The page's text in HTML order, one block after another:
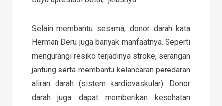
Selain membantu sesama, donor darah kata
Herman Deru juga banyak manfaatnya. Seperti
mengurangi resiko terjadinya stroke, serangan
jantung serta membantu kelancaran peredaran
aliran darah (sistem kardiovaskular). Donor
darah juga dapat memberikan kesehatan